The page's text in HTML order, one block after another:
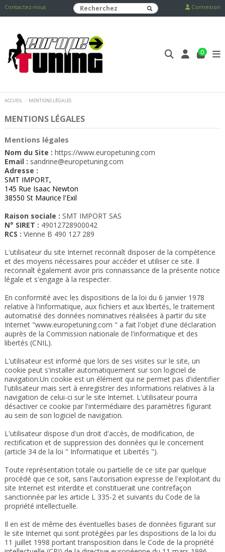
Contactez-nous Connexion
0
ACCUEIL MENTIONS LÉGALES
MENTIONS LÉGALES
Mentions légales
Nom du Site : https://www.europetuning.com
Email : sandrine@europetuning.com
Adresse :
SMT IMPORT,
145 Rue Isaac Newton
38550 St Maurice l'Exil
Raison sociale : SMT IMPORT SAS
N° SIRET : 49012728900042
RCS : Vienne B 490 127 289
L'utilisateur du site Internet reconnaît disposer de la compétence
et des moyens nécessaires pour accéder et utiliser ce site. Il
reconnaît également avoir pris connaissance de la présente notice
légale et s'engage à la respecter.
En conformité avec les dispositions de la loi du 6 janvier 1978
relative à l'informatique, aux fichiers et aux libertés, le traitement
automatisé des données nominatives réalisées à partir du site
Internet "www.europetuning.com " a fait l'objet d'une déclaration
auprès de la Commission nationale de l'informatique et des
libertés (CNIL).
L'utilisateur est informé que lors de ses visites sur le site, un
cookie peut s'installer automatiquement sur son logiciel de
navigation.Un cookie est un élément qui ne permet pas d'identifier
l'utilisateur mais sert à enregistrer des informations relatives à la
navigation de celui-ci sur le site Internet. L'utilisateur pourra
désactiver ce cookie par l'intermédiaire des paramètres figurant
au sein de son logiciel de navigation.
L'utilisateur dispose d'un droit d'accès, de modification, de
rectification et de suppression des données qui le concernent
(article 34 de la loi " Informatique et Libertés ").
Toute représentation totale ou partielle de ce site par quelque
procédé que ce soit, sans l'autorisation expresse de l'exploitant du
site Internet est interdite et constituerait une contrefaçon
sanctionnée par les article L 335-2 et suivants du Code de la
propriété intellectuelle.
Il en est de même des éventuelles bases de données figurant sur
le site Internet qui sont protégées par les dispositions de la loi du
11 juillet 1998 portant transposition dans le Code de la propriété